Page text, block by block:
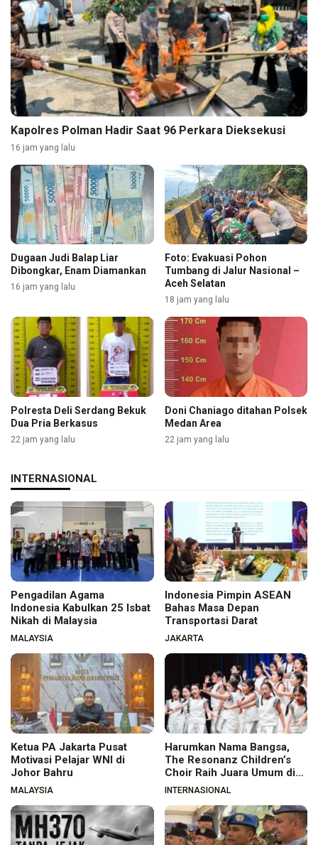
Kapolres Polman Hadir Saat 96 Perkara Dieksekusi
16 jam yang lalu
Dugaan Judi Balap Liar
Dibongkar, Enam Diamankan
16 jam yang lalu
Foto: Evakuasi Pohon
Tumbang di Jalur Nasional –
Aceh Selatan
18 jam yang lalu
Polresta Deli Serdang Bekuk
Dua Pria Berkasus
22 jam yang lalu
Doni Chaniago ditahan Polsek
Medan Area
22 jam yang lalu
INTERNASIONAL
Pengadilan Agama
Indonesia Kabulkan 25 Isbat
Nikah di Malaysia
MALAYSIA
Indonesia Pimpin ASEAN
Bahas Masa Depan
Transportasi Darat
JAKARTA
Ketua PA Jakarta Pusat
Motivasi Pelajar WNI di
Johor Bahru
MALAYSIA
Harumkan Nama Bangsa,
The Resonanz Children’s
Choir Raih Juara Umum di
Hungaria
INTERNASIONAL